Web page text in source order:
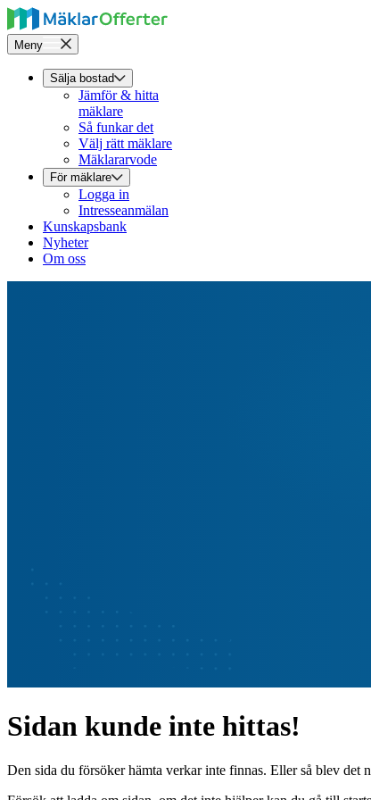
Meny
Sälja bostad
Jämför & hitta
mäklare
Så funkar det
Välj rätt mäklare
Mäklararvode
För mäklare
Logga in
Intresseanmälan
Kunskapsbank
Nyheter
Om oss
Sidan kunde inte hittas!
Den sida du försöker hämta verkar inte finnas. Eller så blev det